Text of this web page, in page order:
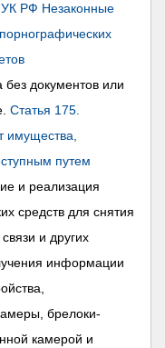
УК РФ Незаконные
без документов или
Статья 175.
имущества,
путем
и реализация
средств для снятия
и других
информации
брелоки-
камерой и